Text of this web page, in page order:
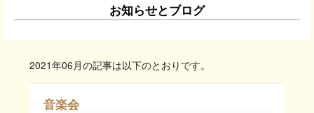
お知らせとブログ
2021年06月の記事は以下のとおりです。
音楽会